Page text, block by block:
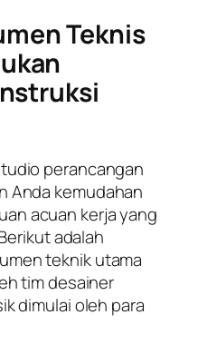
Teknis
perancangan
Anda kemudahan
acuan kerja yang
adalah
teknik utama
tim desainer
dimulai oleh para